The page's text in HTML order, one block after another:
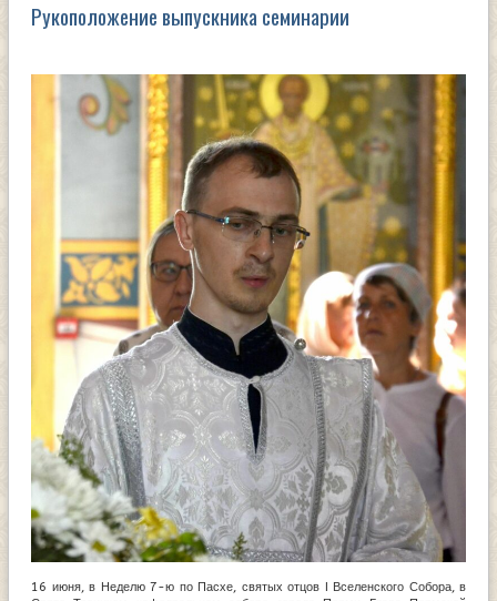
Рукоположение выпускника семинарии
16 июня, в Неделю 7-ю по Пасхе, святых отцов I Вселенского Собора, в